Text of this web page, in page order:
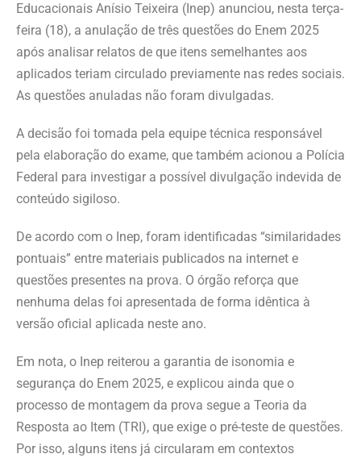
Educacionais Anísio Teixeira (Inep) anunciou, nesta terça-
feira (18), a anulação de três questões do Enem 2025
após analisar relatos de que itens semelhantes aos
aplicados teriam circulado previamente nas redes sociais.
As questões anuladas não foram divulgadas.
A decisão foi tomada pela equipe técnica responsável
pela elaboração do exame, que também acionou a Polícia
Federal para investigar a possível divulgação indevida de
conteúdo sigiloso.
De acordo com o Inep, foram identificadas “similaridades
pontuais” entre materiais publicados na internet e
questões presentes na prova. O órgão reforça que
nenhuma delas foi apresentada de forma idêntica à
versão oficial aplicada neste ano.
Em nota, o Inep reiterou a garantia de isonomia e
segurança do Enem 2025, e explicou ainda que o
processo de montagem da prova segue a Teoria da
Resposta ao Item (TRI), que exige o pré-teste de questões.
Por isso, alguns itens já circularam em contextos